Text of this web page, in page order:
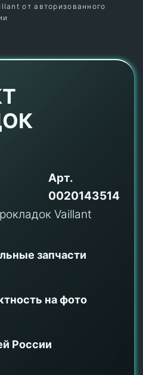
от авторизованного
Арт.
0020143514
запчасти
на фото
России